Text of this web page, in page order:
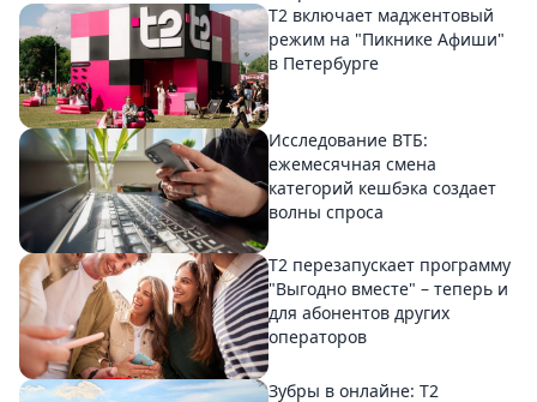
Т2 включает маджентовый
режим на "Пикнике Афиши"
в Петербурге
Исследование ВТБ:
ежемесячная смена
категорий кешбэка создает
волны спроса
Т2 перезапускает программу
"Выгодно вместе" – теперь и
для абонентов других
операторов
Зубры в онлайне: Т2